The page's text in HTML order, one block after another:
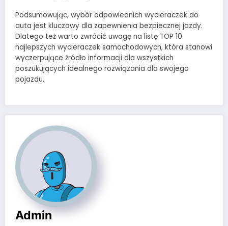
Podsumowując, wybór odpowiednich wycieraczek do
auta jest kluczowy dla zapewnienia bezpiecznej jazdy.
Dlatego też warto zwrócić uwagę na listę TOP 10
najlepszych wycieraczek samochodowych, która stanowi
wyczerpujące źródło informacji dla wszystkich
poszukujących idealnego rozwiązania dla swojego
pojazdu.
Admin